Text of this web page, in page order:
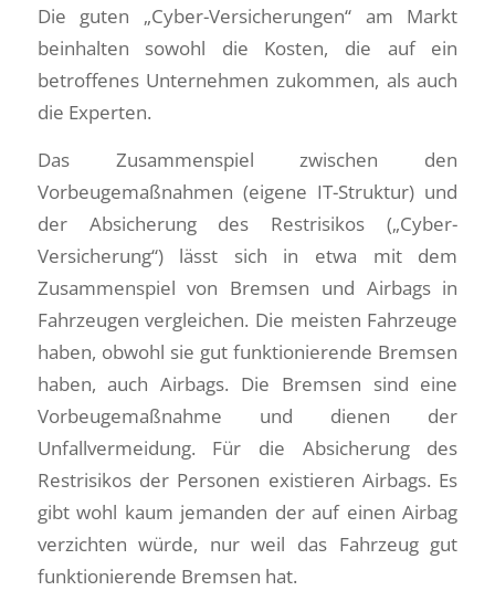
Die guten „Cyber-Versicherungen“ am Markt
beinhalten sowohl die Kosten, die auf ein
betroffenes Unternehmen zukommen, als auch
die Experten.
Das Zusammenspiel zwischen den
Vorbeugemaßnahmen (eigene IT-Struktur) und
der Absicherung des Restrisikos („Cyber-
Versicherung“) lässt sich in etwa mit dem
Zusammenspiel von Bremsen und Airbags in
Fahrzeugen vergleichen. Die meisten Fahrzeuge
haben, obwohl sie gut funktionierende Bremsen
haben, auch Airbags. Die Bremsen sind eine
Vorbeugemaßnahme und dienen der
Unfallvermeidung. Für die Absicherung des
Restrisikos der Personen existieren Airbags. Es
gibt wohl kaum jemanden der auf einen Airbag
verzichten würde, nur weil das Fahrzeug gut
funktionierende Bremsen hat.